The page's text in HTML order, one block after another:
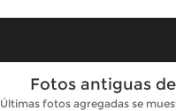
Fotos antiguas
Últimas fotos agregadas se